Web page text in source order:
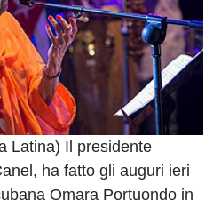
Latina) Il presidente
ha fatto gli auguri ieri
Omara Portuondo in